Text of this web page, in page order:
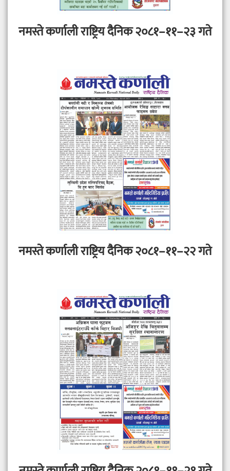
नमस्ते कर्णाली राष्ट्रिय दैनिक २०८१–११–२३ गते
नमस्ते कर्णाली राष्ट्रिय दैनिक २०८१–११–२२ गते